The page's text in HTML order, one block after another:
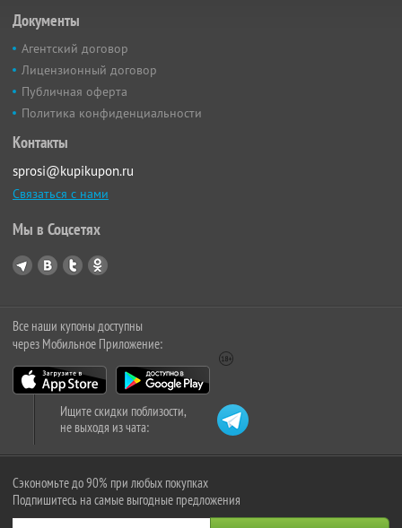
Документы
Агентский договор
Лицензионный договор
Публичная оферта
Политика конфиденциальности
Контакты
sprosi@kupikupon.ru
Связаться с нами
Мы в Соцсетях
Все наши купоны доступны
через Мобильное Приложение:
Ищите скидки поблизости,
не выходя из чата:
Сэкономьте до 90% при любых покупках
Подпишитесь на самые выгодные предложения